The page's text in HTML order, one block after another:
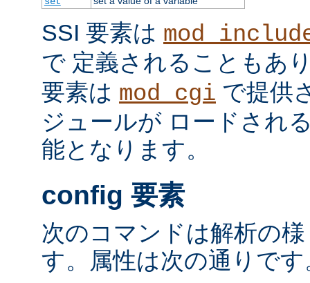
SSI 要素は
で 定義されることもあ
要素は mod_cgi で提供
ジュールが ロードされ
能となります。
config 要素
次のコマンドは解析の
す。属性は次の通りです